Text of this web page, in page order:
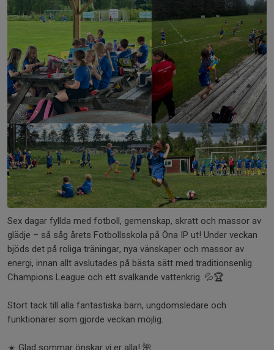
Sex dagar fyllda med fotboll, gemenskap, skratt och massor av
glädje – så såg årets Fotbollsskola på Öna IP ut! Under veckan
bjöds det på roliga träningar, nya vänskaper och massor av
energi, innan allt avslutades på bästa sätt med traditionsenlig
Champions League och ett svalkande vattenkrig. 💦🏆
Stort tack till alla fantastiska barn, ungdomsledare och
funktionärer som gjorde veckan möjlig.
☀️ Glad sommar önskar vi er alla! 🌺